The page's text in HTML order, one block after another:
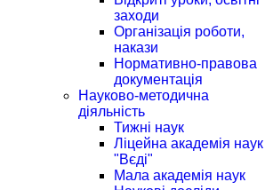
заходи
Організація роботи,
накази
Нормативно-правова
документація
Науково-методична
діяльність
Тижні наук
Ліцейна академія наук
"Вєді"
Мала академія наук